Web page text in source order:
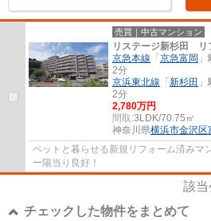
売買｜中古マンション
リステージ新杉田 リ
京急本線 「 京急富岡
2分
京浜東北線 「 新杉田
2分
2,780万円
間取:3LDK/70.75㎡
神奈川県横浜市金沢区
ペットと暮らせる新規リフォーム済みマ
ー陽当り良好！
該当
チェックした物件をまとめて